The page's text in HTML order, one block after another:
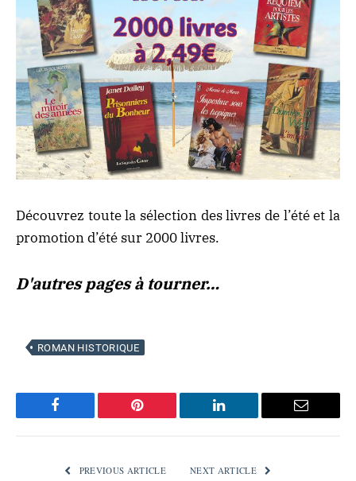
Découvrez toute la sélection des livres de l’étéet la
promotion d’été sur 2000 livres.
D'autres pages à tourner…
ROMAN HISTORIQUE
Facebook Pinterest LinkedIn Email
PREVIOUS ARTICLE NEXT ARTICLE